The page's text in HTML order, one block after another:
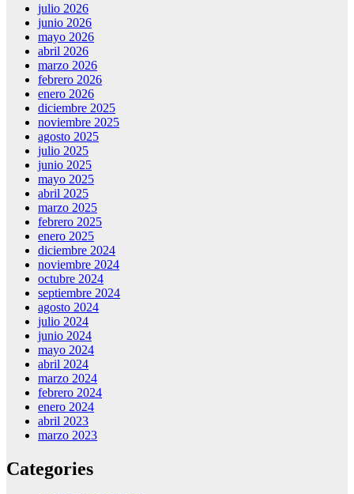
julio 2026
junio 2026
mayo 2026
abril 2026
marzo 2026
febrero 2026
enero 2026
diciembre 2025
noviembre 2025
agosto 2025
julio 2025
junio 2025
mayo 2025
abril 2025
marzo 2025
febrero 2025
enero 2025
diciembre 2024
noviembre 2024
octubre 2024
septiembre 2024
agosto 2024
julio 2024
junio 2024
mayo 2024
abril 2024
marzo 2024
febrero 2024
enero 2024
abril 2023
marzo 2023
Categories